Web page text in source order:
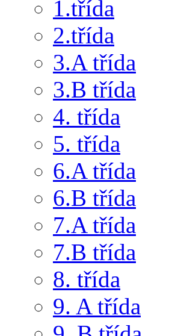
1.třída
2.třída
3.A třída
3.B třída
4. třída
5. třída
6.A třída
6.B třída
7.A třída
7.B třída
8. třída
9. A třída